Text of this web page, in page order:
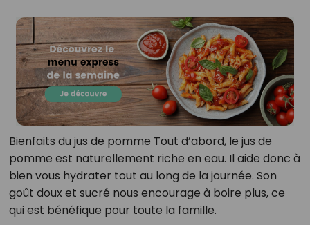
Bienfaits du jus de pomme Tout d’abord, le jus de
pomme est naturellement riche en eau. Il aide donc à
bien vous hydrater tout au long de la journée. Son
goût doux et sucré nous encourage à boire plus, ce
qui est bénéfique pour toute la famille.